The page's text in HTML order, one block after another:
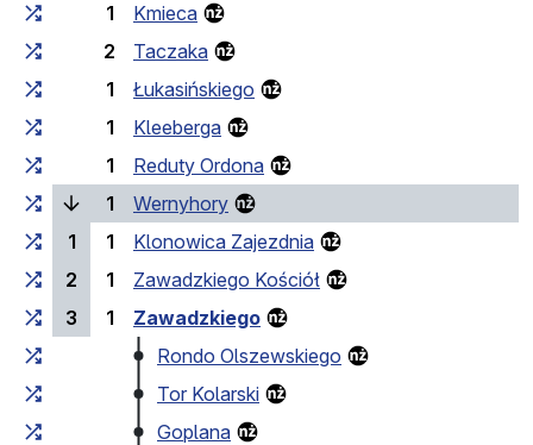
1
Kmieca
2
Taczaka
1
Łukasińskiego
1
Kleeberga
1
Reduty Ordona
1
Wernyhory
1
1
Klonowica Zajezdnia
2
1
Zawadzkiego Kościół
3
1
Zawadzkiego
Rondo Olszewskiego
Tor Kolarski
Goplana